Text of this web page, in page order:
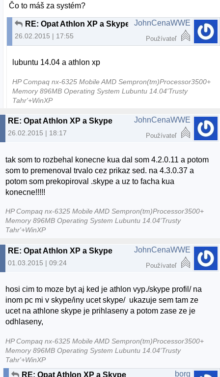
Čo to máš za systém?
RE: Opat Athlon XP a Skype
26.02.2015 | 17:55
JohnCenaWWE
Používateľ
lubuntu 14.04 a athlon xp
HP Compaq nx-6325 Mobile AMD Sempron(tm)Processor3500+
Memory 896MB Operating System Lubuntu 14.04'Trusty
Tahr'+WinXP
RE: Opat Athlon XP a Skype
26.02.2015 | 18:17
JohnCenaWWE
Používateľ
tak som to rozbehal konecne kua dal som 4.2.0.11 a potom
som to premenoval trvalo cez prikaz sed. na 4.3.0.37 a
potom som prekopiroval .skype a uz to facha kua
konecne!!!!!
HP Compaq nx-6325 Mobile AMD Sempron(tm)Processor3500+
Memory 896MB Operating System Lubuntu 14.04'Trusty
Tahr'+WinXP
RE: Opat Athlon XP a Skype
01.03.2015 | 09:24
JohnCenaWWE
Používateľ
hosi cim to moze byt aj ked je athlon vyp./skype profil/ na
inom pc mi v skype/iny ucet skype/ ukazuje sem tam ze
ucet na athlone skype je prihlaseny a potom zase ze je
odhlaseny,
HP Compaq nx-6325 Mobile AMD Sempron(tm)Processor3500+
Memory 896MB Operating System Lubuntu 14.04'Trusty
Tahr'+WinXP
RE: Opat Athlon XP a Skype borg